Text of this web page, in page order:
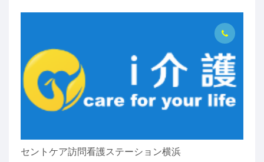
セントケア訪問看護ステーション横浜